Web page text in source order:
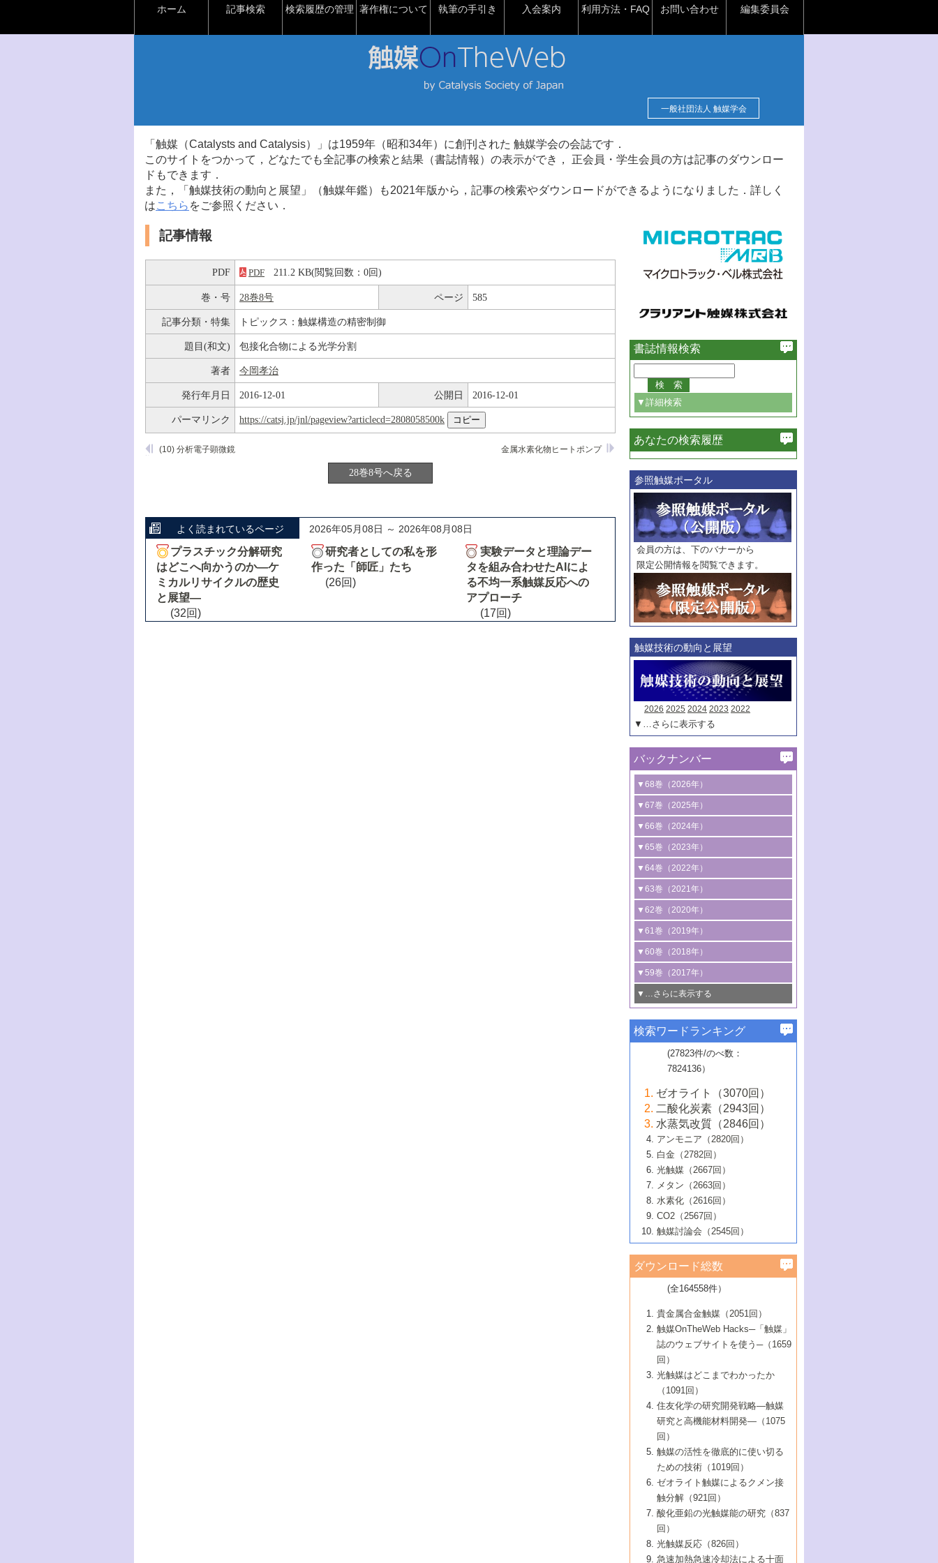
ホーム 記事検索 検索履歴の管理 著作権について 執筆の手引き 入会案内 利用方法・FAQ お問い合わせ 編集委員会
一般社団法人 触媒学会
「触媒（Catalysts and Catalysis）」は1959年（昭和34年）に創刊された 触媒学会の会誌です．
このサイトをつかって，どなたでも全記事の検索と結果（書誌情報）の表示ができ， 正会員・学生会員の方は記事のダウンロー
ドもできます．
また，「触媒技術の動向と展望」（触媒年鑑）も2021年版から，記事の検索やダウンロードができるようになりました．詳しく
はこちら をご参照ください．
記事情報
PDF PDF 211.2 KB(閲覧回数：0回)
巻・号 28巻8号 ページ 585
記事分類・特集 トピックス：触媒構造の精密制御
題目(和文) 包接化合物による光学分割
著者 今岡孝治
発行年月日 2016-12-01 公開日 2016-12-01
パーマリンク https://catsj.jp/jnl/pageview?articlecd=2808058500k
金属水素化物ヒートポンプ
(10) 分析電子顕微鏡
28巻8号へ戻る
よく読まれているページ 2026年05月08日 ～ 2026年08月08日
プラスチック分解研究
はどこへ向かうのか―ケ
ミカルリサイクルの歴史
と展望―
(32回)
研究者としての私を形
作った「師匠」たち
(26回)
実験データと理論デー
タを組み合わせたAIによ
る不均一系触媒反応への
アプローチ
(17回)
書誌情報検索
▼詳細検索
必ず含む
巻・号指定
巻
号
範囲指定
巻
号～
巻
号
触媒年鑑
年度
記事種別
マーク：
マークあり
あなたの検索履歴
参照触媒ポータル
会員の方は、下のバナーから
限定公開情報を閲覧できます。
触媒技術の動向と展望
2026 2025 2024 2023 2022
▼…さらに表示する
バックナンバー
▼68巻（2026年）
1号 過酸化水素合成に関する研究動向
2号 コンピューター技術により加速する
触媒開発
3号 有機分子変換やCO 資源化のための
光触媒に関する最近の研究
B号 第137回触媒討論会（2026年）
▼67巻（2025年）
1号 CO
水素化によるグリーン燃料/グリ
ーンケミカル製造
2号 水素製造のための水分解技術に関す
る最近の研究
3号 オレフィン系樹脂の精密合成に関す
る最新技術
4号 アルコール類の効率的変換を実現す
る非貴金属触媒の研究動向
5号 ゼオライトの合成と応用における研
究動向
6号 ヘテロ接合界面
B号 第135回触媒討論会（2025年）
▼66巻（2024年）
1号 低次元ナノ構造を有する触媒材料
2号 規制反応場を活用した固体触媒研究
の新展開
3号 未踏分子変換を目指した酸化触媒プ
ロセスの最前線
4号 シンクロトロン放射光および中性子
線を利用した触媒解析技術の最先端
5号 単原子触媒
6号 参照触媒委員会からのお知らせ
B号 第133回触媒討論会（2023年）
▼65巻（2023年）
1号 炭素が関わる触媒機能
2号 プラスチックケミカルリサイクルの
ための触媒技術
3号 非酸化物系金属化合物を基盤とした
触媒材料の開発
4号 格子酸素・格子酸素欠陥を利用した
触媒反応
5号 生体触媒によるエネルギー変換反応
6号 窒素とリンの循環のための触媒・機
能性材料
▼64巻（2022年）
1号 合成ガス製造とCOを用いるケミカル
ズ合成の最新動向
2号 化学品合成のための合金触媒開発
3号 CO の排出削減および有効活用のた
めの触媒技術
4号 若手による情報発信企画～とびたて
若き触媒の研究者たち～（1）
若き触媒の研究者たち～（2）
6号 石油のノーブル・ユースを志向した
触媒技術
大学：オンライン・対面開催）
▼63巻（2021年）
1号 金触媒の新展開
2号 ペロブスカイト
3号 特殊反応場を利用した触媒的分子変
換反応
4号 多孔質材料を用いた触媒の新展開
5号 情報学的手法を用いた触媒開発
6号 カーボンニュートラルに向けた電解
技術
B号 第127回触媒討論会（2021年・オン
ライン開催(Zoom)のみ）
▼62巻（2020年）
1号 触媒設計を拓く欠陥構造のキャラク
タリゼーション
2号 機能化学品製造に資するクリーンな
触媒的酸化反応
3号 水処理のための触媒化学
4号 光触媒を用いた水分解の最新の研究
動向
5号 次世代の触媒プロセスを支えるマイ
6号 メタン転換技術の最新動向
B号 第125回触媒討論会（2020年・工学
院大学）
▼61巻（2019年）
1号 物質移動制御に着目した触媒プロセ
ス開発
2号 CO2 フリー水素サプライチェーンに
関わる触媒開発動向
3号 精密高分子合成に関する最近の研究
動向
4号 バイオマス化成品製造のための触媒
5号 固体触媒による含窒素有機化合物変
換の最前線
6号 貴金属使用量低減に向けた自動車排
ガス浄化触媒の開発
B号 第123回触媒討論会（2019年・大阪
▼60巻（2018年）
1号 固体酸触媒の最新の研究動向
2号 二酸化炭素からの有用化学品合成
3号 ナノ粒子・クラスター触媒の最前線
4号 60周年記念企画
5号 進化するゼオライト合成技術
6号 非貴金属系触媒における電気化学的
B号 第121回触媒討論会（2018年・東京
大学）
▼59巻（2017年）
1号 いたるところに，触媒
最先端技術
3号 無機分離膜材料の開発と触媒反応プ
ロセスへの適用
5号 水素のふるまいを解き明かす最先端
研究
6号 低級アルカンの有効利用のための触
媒技術
B号 第119回触媒討論会（2017年・首都
大学東京）
▼…さらに表示する
1号 ユニークな構造の高分子を生み出す触
2号 リグニンからの化成品製造に向けた触
媒技術
3号 触媒研究の最先端～とびたて若き研究
者たち～（1）
4号 触媒研究の最先端～とびたて若き研究
者たち～（2）
5号 触媒研究の最先端～とびたて若き研究
者たち～（3）
6号 イオニクス材料と燃料電池・電解合成
の最新の研究動向
B号 第117回触媒討論会（2016年・大阪府
立大学）
▼57巻（2015年）
1号 水素キャリアにかかわる触媒技術の新
2号 石油精製用触媒の最近の進展
3号 固体酸化物形燃料電池（SOFC）におけ
るアノード触媒上での燃料直接改質技術
4号 コアシェル構造の制御による触媒機能
5号 工業触媒およびその周辺技術の最近の
進歩
6号 ナノシート
B号 第115回触媒討論会（2015年・成蹊大
▼56巻（2014年）
2号 光触媒反応機構に関する最新の研究動
向
開発動向
4号 人工光合成に向けた近年のアプローチ
5号 未利用熱エネルギーの有効活用に貢献
する触媒技術
6号 ポリオキソメタレート
B号 第113回触媒討論会（2014年・ロワジ
ールホテル豊橋）
1号 高耐久性燃料電池システム用触媒にお
ける新展開
2号 リビングラジカル重合の最近の動向
3号 天然ガスの化学工業的展開に関する触
媒技術
4号 貴金属触媒の精密構造制御とその活用
5号 バイオマス化成品製造のための固体触
6号 ナノ空間─吸着状態解析から新機能開拓
B号 第111回触媒討論会（2013年・関西大
▼54巻（2012年）
1号 規則性多孔体の利用技術における最近
の進歩
2号 第109回触媒討論会
3号 貴金属低減技術の最新動向
4号 貴金属代替技術の最新動向
5号 光触媒による物質変換反応の新展開
6号 グラフェン
7号 水素を利用する化成品合成の新潮流
▼53巻（2011年）
1号 金属学から見る合金触媒の新展開
2号 第107回触媒討論会
3号 触媒のその場観察法の進歩（１）
4号 触媒のその場観察法の進歩（２）
5号 不活性結合の触媒的活性化による有機
合成
6号 新しい固体酸触媒技術
7号 ゼオライト合成における最近の進歩
▼52巻（2010年）
1号 触媒の劣化対策と長寿命触媒開発
2号 第105回触媒討論会
3号 ナノ構造が拓く新機能
4号 活性サイトおよびその環境の精密な設
計による触媒の高機能化
5号 触媒を有効に使うための技術
7号 有機分子触媒による精密有機合成
8号 高機能化ポリオレフィンに向けた重合
触媒の最近の進展
1号 炭素材料－熱い注目を集める材料－
2号 第103回触媒討論会
3号 環境浄化用光触媒の現状と課題
4号 水素社会の実現に向けた水素製造・貯
蔵技術の進歩
5号 CO2が関わる触媒・材料
7号 持続可能社会実現のための触媒および
触媒関連技術
▼50巻（2008年）
1号 触媒化学と学会のこの10年，半世紀，
そして未来
2号 第101回触媒討論会
4号 錯体を利用したユニークな表面構造の
構築と機能
5号 若手会員による触媒研究の未来展望1：
企業編
6号 第102回触媒討論会
7号 触媒・化学反応における計算化学の進
8号 若手研究者による触媒研究の未来展望
2：大学・研究所編
▼49巻（2007年）
1号 含フッ素化合物の合成と触媒
2号 第99回触媒討論会
3号 実用的ファインケミカル合成プロセス
を実現する触媒
5号 こんな物質，あんな物質―新たな触媒
の可能性―
7号 『結晶の化学』を活かした触媒研究
8号 イオン液体の応用
▼48巻（2006年）
1号 固体酸触媒の最近の進歩
2号 第97回触媒討論会
3号 リビング重合触媒の最近の展開
5号 水素製造・貯蔵のための触媒技術の新
しい展開
6号 第98回触媒討論会
7号 基礎化学品製造の触媒技術
8号 多機能型リアクター
1号 最近の触媒担体とその効果
2号 第95回触媒討論会
4号 水分解用光触媒材料
5号 時間分解分光の進歩と応用
6号 第96回触媒討論会
8号 超臨界流体を用いた化学プロセスの新
▼46巻（2004年）
1号 部分酸化反応触媒の最前線
2号 第93回触媒討論会
3号 特殊エネルギー場の触媒反応
4号 生体内における金属の触媒作用
5号 ファインケミカルズの展開に寄与する
6号 第94回触媒討論会
7号 サブナノレベルでみた新しい表面現象
8号 オレフィン重合触媒の新たな展
▼45巻（2003年）
1号 なぜこの触媒が良いのか？
2号 第91回触媒討論会
3号 最近の自動車排ガス処理技術
4号 触媒研究の現状と将来─第90回触媒討論
5号 基礎化学品製造の触媒技術
6号 第92回触媒討論会
7号 基礎化学品製造の触媒技術
8号 資源の循環と触媒技術
▼44巻（2002年）
1号 高次制御された触媒の化学
2号 第89回触媒討論会
3号 触媒を利用した電気化学の新展開
4号 ナノ材料の調製と機能化
5号 こんな触媒が欲しい
6号 第90回触媒討論会
7号 触媒研究と学術雑誌/情報
8号 若い世代からみた触媒化学の現状と未
▼43巻（2001年）
1号 グリーンケミストリーと触媒
2号 第87回触媒討論会特集号
3号 生体触媒とバイオプロセス
4号 水素製造・利用の触媒化学
5号 触媒研究における新しい切り口：コン
ビナトリアルケミストリー
6号 第88回触媒討論会特集号
7号 企業における触媒研究のブレークスル
8号 この材料を触媒として使ってみません
▼42巻（2000年）
1号 触媒反応工学の明日を拓く
2号 第85回触媒討論会
3号 反応ダイナミクス
5号 触媒のおもしろさをどのように伝える
6号 第86回触媒討論会
7号 水素化精製触媒の新しい展開
8号 新しい反応性と機能性を目指した金属
クラスタ-化学
▼41巻（1999年）
1号 孔、穴、あな?-特異な空間とその利用-
2号 第83回触媒討論会
3号 均一系触媒反応最前線
4号 実用炭素材料の新展開
5号 研究の方法論を考える
7号 機能性金属材料と触媒
8号 触媒研究へのNMRの応用と展望
▼40巻（1998年）
進展と21世紀への提言/創立40周年記念・触
媒学会この10年の歩みとこれから/創立40周
2号 第81回触媒討論会
3号 計算機触媒化学へのさそい
4号 触媒劣化の制御と予測
5号 最新の実用プロセスと触媒
6号 第82回触媒討論会
1号 均一系と不均一系触媒反応-その特徴と
接点
2号 第79回触媒討論会
3号 最新NO除去触媒の実用化研究
4号 新しい反応場を目指した触媒調製
5号 反応・分離技術の新しい展開
6号 第80回触媒討論会
▼38巻（1996年）
1号 触媒の構造と触媒作用/C1化学を中心と
する21世紀への触媒
3号 オリンピックメダル:金・銀・銅はどん
な触媒作用を示すか
4号 触媒作用における機能の複合化
▼37巻（1995年）
1号 ファインケミカルズと固体触媒
2号 第75回触媒討論会
3号 希土類を利用した触媒
4号 触媒とリサイクル
5号 エネルギー変換触媒
▼36巻（1994年）
1号 電気化学と触媒
2号 第73回触媒討論会
3号 C4化学の展開
4号 《通常号》
▼35巻（1993年）
1号 工業触媒開発マニュアル―探索から工
業化まで
2号 第71回触媒討論会
▼34巻（1992年）
1号 インパクトを与えたこの研究
2号 第69回触媒討論会
▼33巻（1991年）
1号 触媒プロセス開発マニュアル―探索か
▼32巻（1990年）
検索ワードランキング
(27823件/のべ数：
7824136）
ゼオライト（3070回）
二酸化炭素（2943回）
水蒸気改質（2846回）
アンモニア（2820回）
白金（2782回）
光触媒（2667回）
メタン（2663回）
水素化（2616回）
CO2（2567回）
触媒討論会（2545回）
ダウンロード総数
(全164558件）
貴金属合金触媒（2051回）
触媒OnTheWeb Hacks─「触媒」
誌のウェブサイトを使う─（1659
回）
光触媒はどこまでわかったか
（1091回）
住友化学の研究開発戦略―触媒
研究と高機能材料開発―（1075
回）
触媒の活性を徹底的に使い切る
ための技術（1019回）
ゼオライト触媒によるクメン接
触分解（921回）
酸化亜鉛の光触媒能の研究（837
回）
光触媒反応（826回）
急速加熱急速冷却法による十面